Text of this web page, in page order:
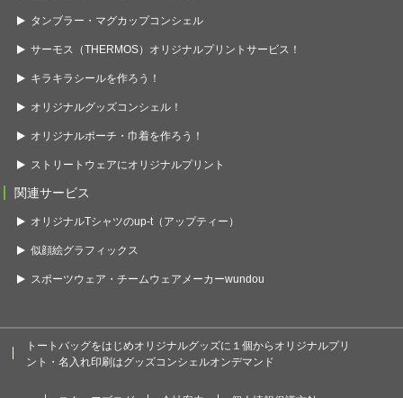
タンブラー・マグカップコンシェル
サーモス（THERMOS）オリジナルプリントサービス！
キラキラシールを作ろう！
オリジナルグッズコンシェル！
オリジナルポーチ・巾着を作ろう！
ストリートウェアにオリジナルプリント
関連サービス
オリジナルTシャツのup-t（アップティー）
似顔絵グラフィックス
スポーツウェア・チームウェアメーカーwundou
トートバッグをはじめオリジナルグッズに１個からオリジナルプリ
ント・名入れ印刷はグッズコンシェルオンデマンド